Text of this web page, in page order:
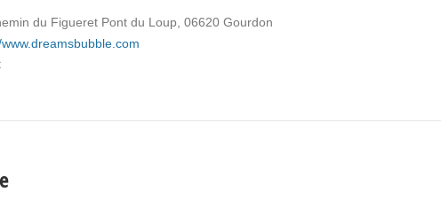
du Figueret Pont du Loup, 06620 Gourdon